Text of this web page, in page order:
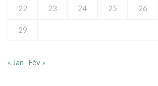
22 23 24 25 26
29
« Jan Fév »